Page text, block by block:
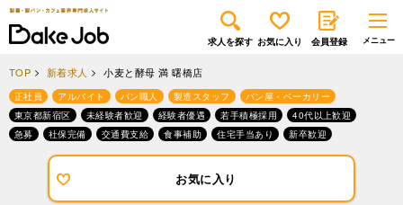
求人を探す お気に入り 会員登録
TOP 新着求人 小麦と酵母 満 曙橋店
正社員 アルバイト パン職人 製造スタッフ
パン屋・ベーカリー
東京都新宿区
未経験者歓迎 経験者優遇 若手積極採用
40代以上歓迎
急募
社保完備 交通費支給 食事補助 住宅手当あり 新卒歓迎
お気に入り